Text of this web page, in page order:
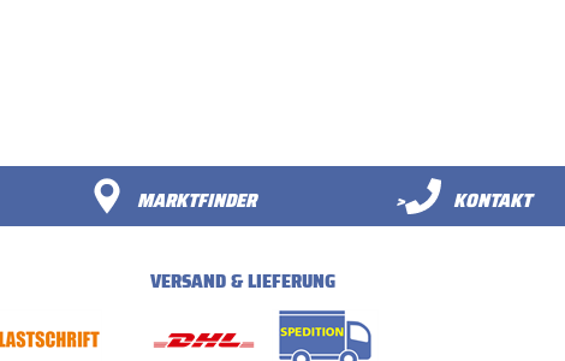
MARKTFINDER > KONTAKT
VERSAND & LIEFERUNG